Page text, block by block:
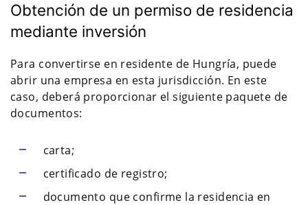
Obtención de un permiso de residencia
mediante inversión
Para convertirse en residente de Hungría, puede
abrir una empresa en esta jurisdicción. En este
caso, deberá proporcionar el siguiente paquete de
documentos:
carta;
certificado de registro;
documento que confirme la residencia en